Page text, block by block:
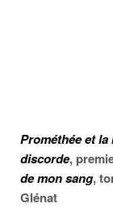
Prométhée et
discorde,
de mon sang,
Glénat